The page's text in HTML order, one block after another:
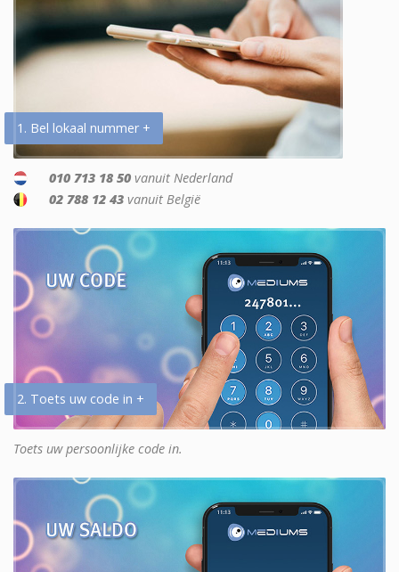
1. Bel lokaal nummer +
010 713 18 50 vanuit Nederland
02 788 12 43 vanuit België
2. Toets uw code in +
Toets uw persoonlijke code in.